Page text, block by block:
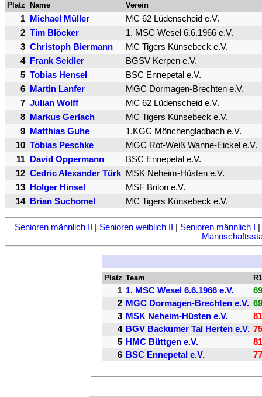
Platz Name Verein
1 Michael Müller
MC 62 Lüdenscheid e.V.
2 Tim Blöcker
1. MSC Wesel 6.6.1966 e.V.
3 Christoph Biermann
MC Tigers Künsebeck e.V.
4
Frank Seidler
BGSV Kerpen e.V.
5 Tobias Hensel
BSC Ennepetal e.V.
6
Martin Lanfer
MGC Dormagen-Brechten e.V.
7 Julian Wolff
MC 62 Lüdenscheid e.V.
8
Markus Gerlach
MC Tigers Künsebeck e.V.
9
Matthias Guhe
1.KGC Mönchengladbach e.V.
10 Tobias Peschke
MGC Rot-Weiß Wanne-Eickel e.V.
11
David Oppermann
BSC Ennepetal e.V.
12 Cedric Alexander Türk
MSK Neheim-Hüsten e.V.
13
Holger Hinsel
MSF Brilon e.V.
14
Brian Suchomel MC Tigers Künsebeck e.V.
Senioren männlich II Senioren weiblich II Senioren männlich I
Platz Team R1
1 1. MSC Wesel 6.6.1966 e.V.
69
2 MGC Dormagen-Brechten e.V. 69
3 MSK Neheim-Hüsten e.V.
81
4 BGV Backumer Tal Herten e.V. 75
5 HMC Büttgen e.V.
81
6 BSC Ennepetal e.V. 77